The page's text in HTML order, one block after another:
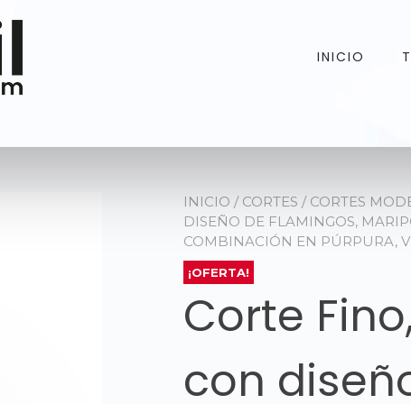
INICIO
INICIO / CORTES / CORTES
DISEÑO DE FLAMINGOS,
COMBINACIÓN EN PÚRPURA,
¡OFERTA!
Corte
con